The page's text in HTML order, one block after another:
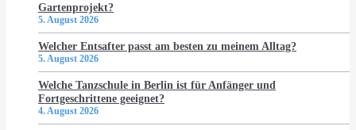
Gartenprojekt?
5. August 2026
Welcher Entsafter passt am besten zu meinem Alltag?
5. August 2026
Welche Tanzschule in Berlin ist für Anfänger und
Fortgeschrittene geeignet?
4. August 2026